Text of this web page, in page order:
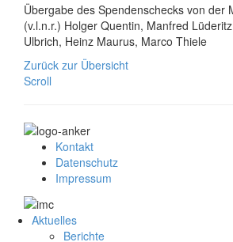
Übergabe des Spendenschecks von der
(v.l.n.r.) Holger Quentin, Manfred
Ulbrich, Heinz Maurus, Marco Thiele
Zurück zur Übersicht
Scroll
Kontakt
Datenschutz
Impressum
Aktuelles
Berichte